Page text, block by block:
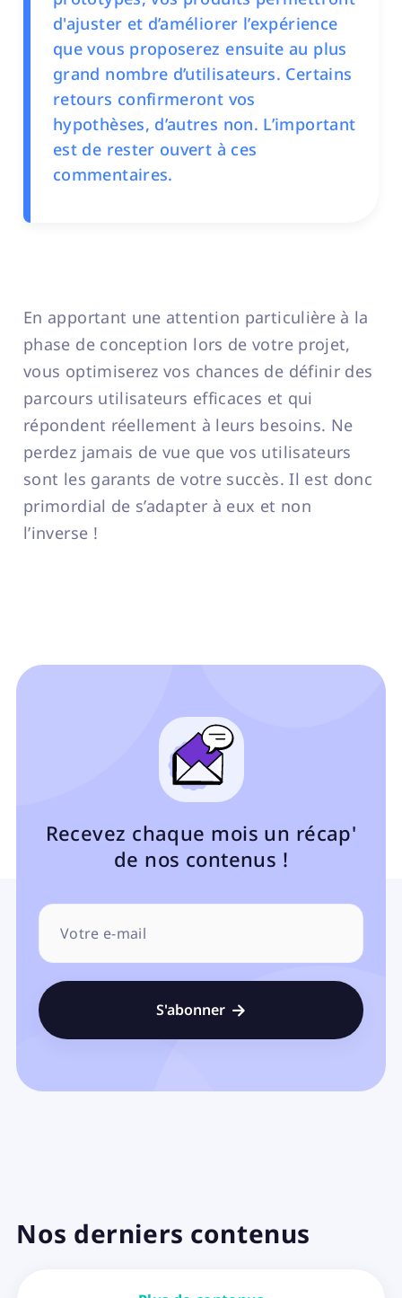
d'ajuster et d’améliorer l’expérience
que vous proposerez ensuite au plus
grand nombre d’utilisateurs. Certains
retours confirmeront vos
hypothèses, d’autres non. L’important
est de rester ouvert à ces
commentaires.
En apportant une attention particulière à la
phase de conception lors de votre projet,
vous optimiserez vos chances de définir des
parcours utilisateurs efficaces et qui
répondent réellement à leurs besoins. Ne
perdez jamais de vue que vos utilisateurs
sont les garants de votre succès. Il est donc
primordial de s’adapter à eux et non
l’inverse !
Recevez chaque mois un récap'
de nos contenus !

Nos derniers contenus